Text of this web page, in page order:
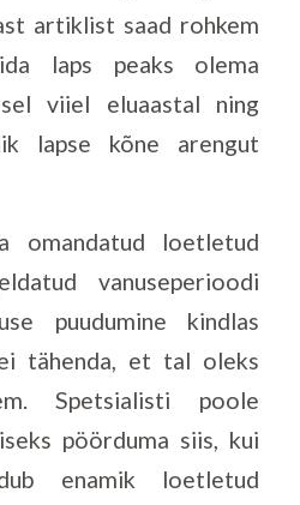
artiklist saad rohkem
laps peaks olema
viiel eluaastal ning
lapse kõne arengut
omandatud loetletud
vanuseperioodi
puudumine kindlas
tähenda, et tal oleks
Spetsialisti poole
pöörduma siis, kui
enamik loetletud